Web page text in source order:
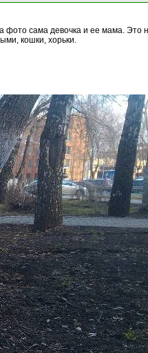
сама девочка и ее мама. Это
кошки, хорьки.